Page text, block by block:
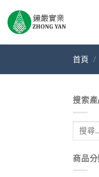
content
首頁 /
搜索
鍵
字:
商品